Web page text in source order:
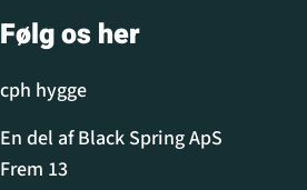
Følg os her
cph hygge
En del af Black Spring ApS
Frem 13